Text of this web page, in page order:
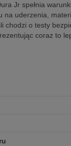
Jr spełnia warunki
na uderzenia,
chodzi o testy
coraz to